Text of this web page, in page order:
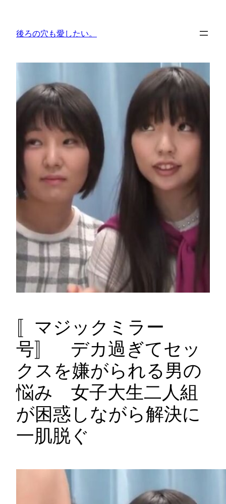
後ろの穴も愛したい。
〚マジックミラー
号〛 デカ過ぎてセッ
クスを嫌がられる男の
悩み 女子大生二人組
が困惑しながら解決に
一肌脱ぐ